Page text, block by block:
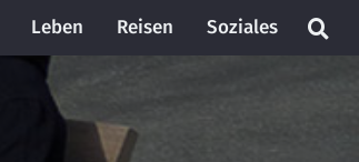
Leben Reisen Soziales